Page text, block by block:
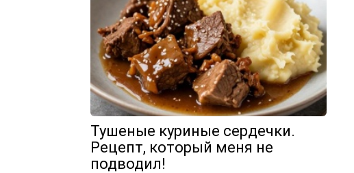
Тушеные куриные сердечки.
Рецепт, который меня не
подводил!